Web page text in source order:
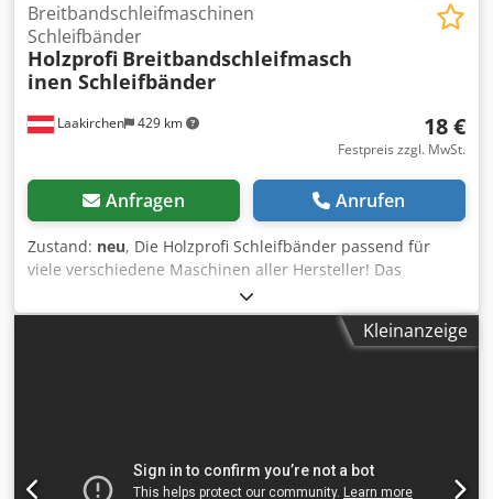
Laakirchen 429 km
Breitbandschleifmaschinen
Schleifbänder
Holzprofi Breitbandschleifmasch
inen Schleifbänder
18 €
Festpreis zzgl. MwSt.
Anfragen Anrufen
Zustand: neu, Die Holzprofi Schleifbänder passend für
viele verschiedene Maschinen aller Hersteller! Das
Holzprofi Diamant Flex Breitbandschleifband ist die ideale
Lösung für hochwertige Schleifarbeiten. Speziell entwickelt
für den Einsatz in Breitbandmaschinen, bietet dieses
und ist bestens geeignet für die Bearbeitung aller
Kleinanzeige